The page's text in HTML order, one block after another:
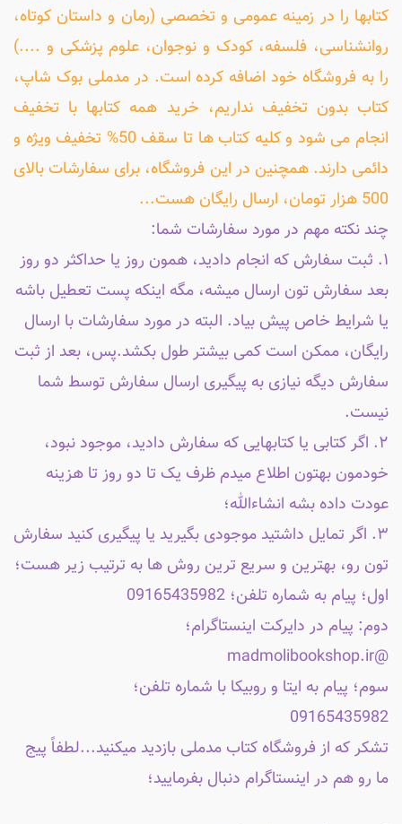
کتابها را در زمینه عمومی و تخصصی (رمان و داستان کوتاه،
روانشناسی، فلسفه، کودک و نوجوان، علوم پزشکی و ....)
را به فروشگاه خود اضافه کرده است. در مدملی بوک شاپ،
کتاب بدون تخفیف نداریم، خرید همه کتابها با تخفیف
انجام می شود و کلیه کتاب ها تا سقف 50% تخفیف ویژه و
دائمی دارند. همچنین در این فروشگاه، برای سفارشات بالای
500 هزار تومان، ارسال رایگان هست...
چند نکته مهم در مورد سفارشات شما:
۱. ثبت سفارش که انجام دادید، همون روز یا حداکثر دو روز
بعد سفارش تون ارسال میشه، مگه اینکه پست تعطیل باشه
یا شرایط خاص پیش بیاد. البته در مورد سفارشات با ارسال
رایگان، ممکن است کمی بیشتر طول بکشد.پس، بعد از ثبت
سفارش دیگه نیازی به پیگیری ارسال سفارش توسط شما
نیست.
۲. اگر کتابی یا کتابهایی که سفارش دادید، موجود نبود،
خودمون بهتون اطلاع میدم ظرف یک تا دو روز تا هزینه
عودت داده بشه انشاءالله؛
۳. اگر تمایل داشتید موجودی بگیرید یا پیگیری کنید سفارش
تون رو، بهترین و سریع ترین روش ها به ترتیب زیر هست؛
اول؛ پیام به شماره تلفن؛ 09165435982
دوم: پیام در دایرکت اینستاگرام؛
@madmolibookshop.ir
سوم؛ پیام به ایتا و روبیکا با شماره تلفن؛
09165435982
تشکر که از فروشگاه کتاب مدملی بازدید میکنید...لطفاً پیج
ما رو هم در اینستاگرام دنبال بفرمایید؛